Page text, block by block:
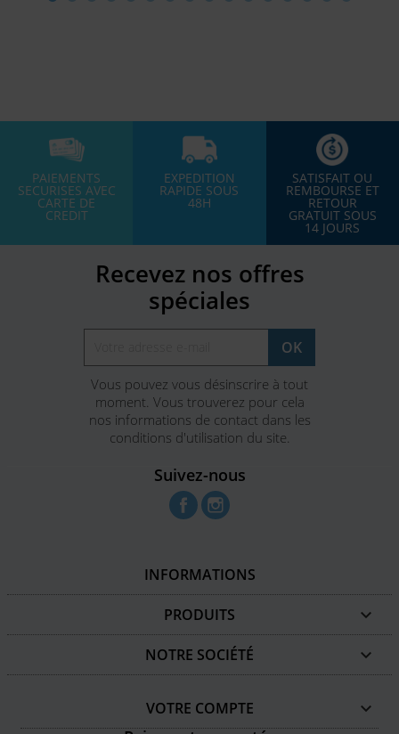
PAIEMENTS
SECURISES AVEC
CARTE DE
CREDIT
EXPEDITION
RAPIDE SOUS
48H
SATISFAIT OU
REMBOURSE ET
RETOUR
GRATUIT SOUS
14 JOURS
Recevez nos offres
spéciales
Vous pouvez vous désinscrire à tout
moment. Vous trouverez pour cela
nos informations de contact dans les
conditions d'utilisation du site.
Suivez-nous
Facebook
INFORMATIONS
PRODUITS 
NOTRE SOCIÉTÉ 
VOTRE COMPTE
